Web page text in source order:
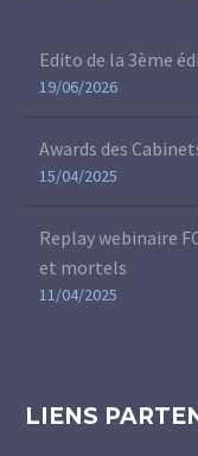
Edito de la 3ème
19/06/2026
Awards des
15/04/2025
Replay webinaire
et mortels
11/04/2025
LIENS